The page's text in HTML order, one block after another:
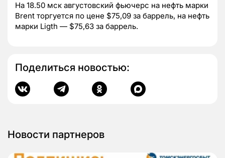
На 18.50 мск августовский фьючерс на нефть марки
Brent торгуется по цене $75,09 за баррель, на нефть
марки Ligth — $75,63 за баррель.
Поделиться новостью:
Новости партнеров